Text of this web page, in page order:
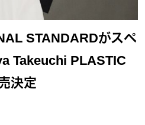
STANDARDがスペ
Takeuchi PLASTIC
決定